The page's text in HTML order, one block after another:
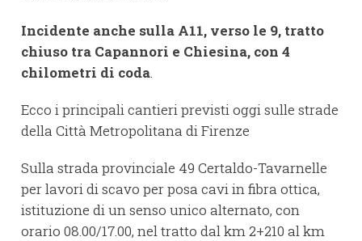
Incidente anche sulla A11, verso le 9, tratto
chiuso tra Capannori e Chiesina, con 4
chilometri di coda.
Ecco i principali cantieri previsti oggi sulle strade
della Città Metropolitana di Firenze
Sulla strada provinciale 49 Certaldo-Tavarnelle
per lavori di scavo per posa cavi in fibra ottica,
istituzione di un senso unico alternato, con
orario 08.00/17.00, nel tratto dal km 2+210 al km